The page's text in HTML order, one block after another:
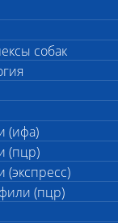
собак
(ифа)
(пцр)
(пцр)
1 100p да
220 да